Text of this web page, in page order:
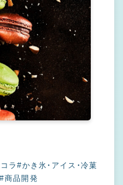
ラ#かき氷・アイス・冷菓
#商品開発